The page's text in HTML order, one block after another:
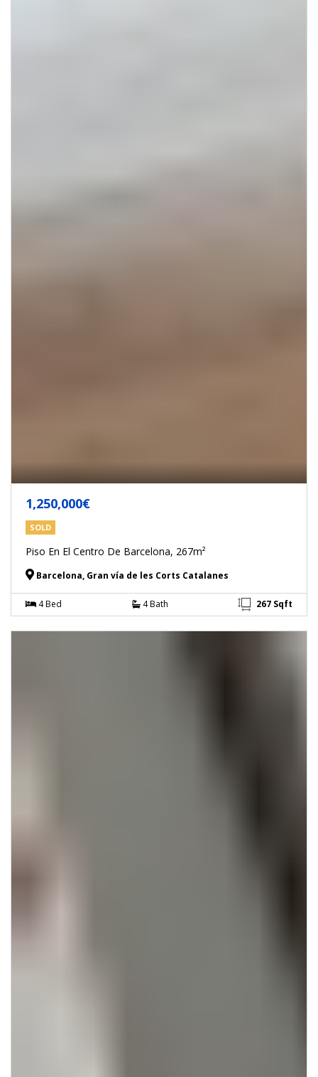
1,250,000€
SOLD
Piso En El Centro De Barcelona, 267m²
Barcelona, Gran vía de les Corts Catalanes
4 Bed 4 Bath 267 Sqft